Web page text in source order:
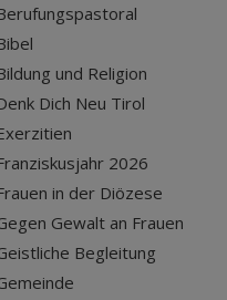
und Religion
Dich Neu Tirol
2026
in der Diözese
Gewalt an Frauen
Begleitung